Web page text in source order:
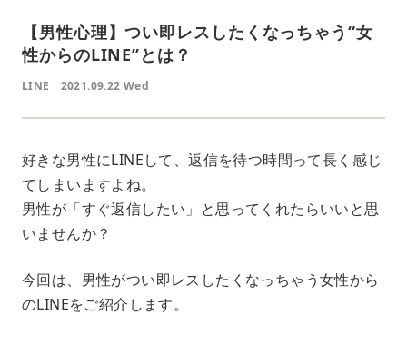
【男性心理】つい即レスしたくなっちゃう“女
性からのLINE”とは？
LINE 2021.09.22 Wed
好きな男性にLINEして、返信を待つ時間って長く感じ
てしまいますよね。
男性が「すぐ返信したい」と思ってくれたらいいと思
いませんか？
今回は、男性がつい即レスしたくなっちゃう女性から
のLINEをご紹介します。